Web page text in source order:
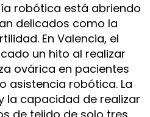
robótica está abriendo
delicados como la
En Valencia, el
un hito al realizar
ovárica en pacientes
asistencia robótica. La
la capacidad de realizar